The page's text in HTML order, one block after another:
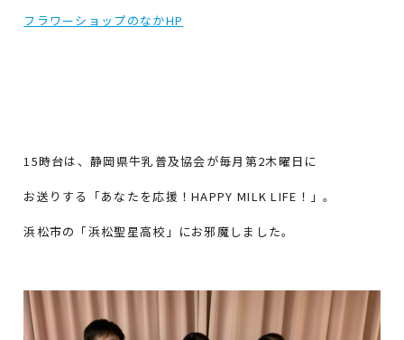
フラワーショップのなかHP
15時台は、静岡県牛乳普及協会が毎月第2木曜日に
お送りする「あなたを応援！HAPPY MILK LIFE！」。
浜松市の「浜松聖星高校」にお邪魔しました。